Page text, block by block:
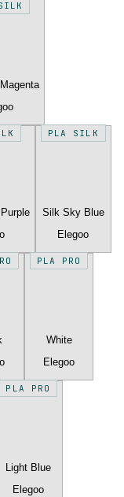
PLA SILK
Silk Sky Blue
Elegoo
PLA PRO
White
Elegoo
PLA PRO
Light Blue
Elegoo